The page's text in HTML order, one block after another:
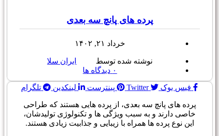
پرده های پانچ سه بعدی
خرداد ۲۱, ۱۴۰۲
نوشته شده توسط
ایران سلا
۰ دیدگاه ها
فیس بوک Twitter پینترست لینکدین تلگرام
پرده های پانچ سه بعدی، از پرده هایی هستند که طراحی
خاصی دارند و به سبب ویژگی ها و تکنولوژی تولیدشان،
این نوع پرده ها همراه با زیبایی و جذابیت زیادی هستند.